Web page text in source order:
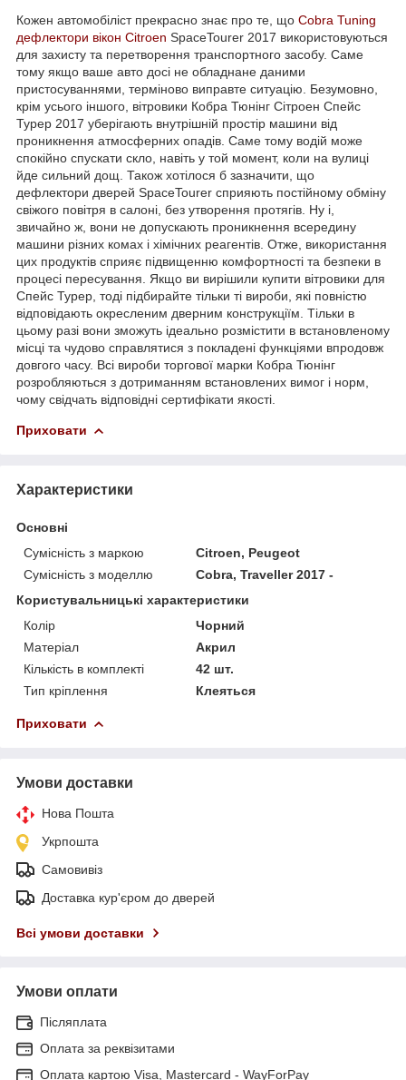
Кожен автомобіліст прекрасно знає про те, що Cobra Tuning
дефлектори вікон Citroen SpaceTourer 2017 використовуються
для захисту та перетворення транспортного засобу. Саме
тому якщо ваше авто досі не обладнане даними
пристосуваннями, терміново виправте ситуацію. Безумовно,
крім усього іншого, вітровики Кобра Тюнінг Сітроен Спейс
Турер 2017 уберігають внутрішній простір машини від
проникнення атмосферних опадів. Саме тому водій може
спокійно спускати скло, навіть у той момент, коли на вулиці
йде сильний дощ. Також хотілося б зазначити, що
дефлектори дверей SpaceTourer сприяють постійному обміну
свіжого повітря в салоні, без утворення протягів. Ну і,
звичайно ж, вони не допускають проникнення всередину
машини різних комах і хімічних реагентів. Отже, використання
цих продуктів сприяє підвищенню комфортності та безпеки в
процесі пересування. Якщо ви вирішили купити вітровики для
Спейс Турер, тоді підбирайте тільки ті вироби, які повністю
відповідають окресленим дверним конструкціїм. Тільки в
цьому разі вони зможуть ідеально розмістити в встановленому
місці та чудово справлятися з покладені функціями впродовж
довгого часу. Всі вироби торгової марки Кобра Тюнінг
розробляються з дотриманням встановлених вимог і норм,
чому свідчать відповідні сертифікати якості.
Приховати
Характеристики
Основні
Сумісність з маркою
Citroen, Peugeot
Сумісність з моделлю
Cobra, Traveller 2017 -
Користувальницькі характеристики
Колір
Чорний
Матеріал
Акрил
Кількість в комплекті
42 шт.
Тип кріплення
Клеяться
Приховати
Умови доставки
Нова Пошта
Укрпошта
Самовивіз
Доставка кур'єром до дверей
Всі умови доставки
Умови оплати
Післяплата
Оплата за реквізитами
Оплата картою Visa, Mastercard - WayForPay